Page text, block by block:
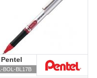
Pentel
BOL-BL17B